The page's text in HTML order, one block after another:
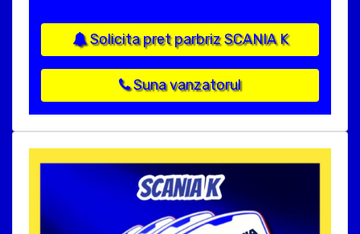
Solicita pret parbriz SCANIA K
Suna vanzatorul